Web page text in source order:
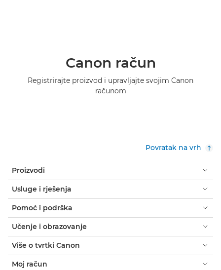
Canon račun
Registrirajte proizvod i upravljajte svojim Canon
računom
Povratak na vrh
Proizvodi
Usluge i rješenja
Pomoć i podrška
Učenje i obrazovanje
Više o tvrtki Canon
Moj račun